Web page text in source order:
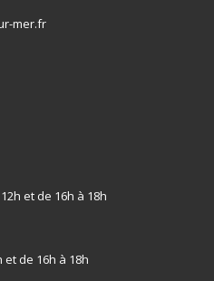
mer.fr
et de 16h à 18h
de 16h à 18h